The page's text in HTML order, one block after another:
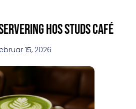
hos Studs Café
15, 2026